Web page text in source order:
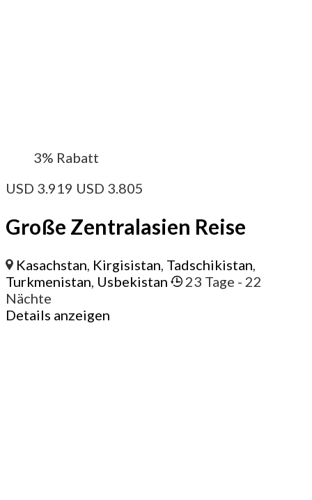
3% Rabatt
USD 3.919 USD 3.805
Große Zentralasien Reise
Kasachstan Kirgisistan Tadschikistan
Turkmenistan Usbekistan 23 Tage - 22
Nächte
Details anzeigen